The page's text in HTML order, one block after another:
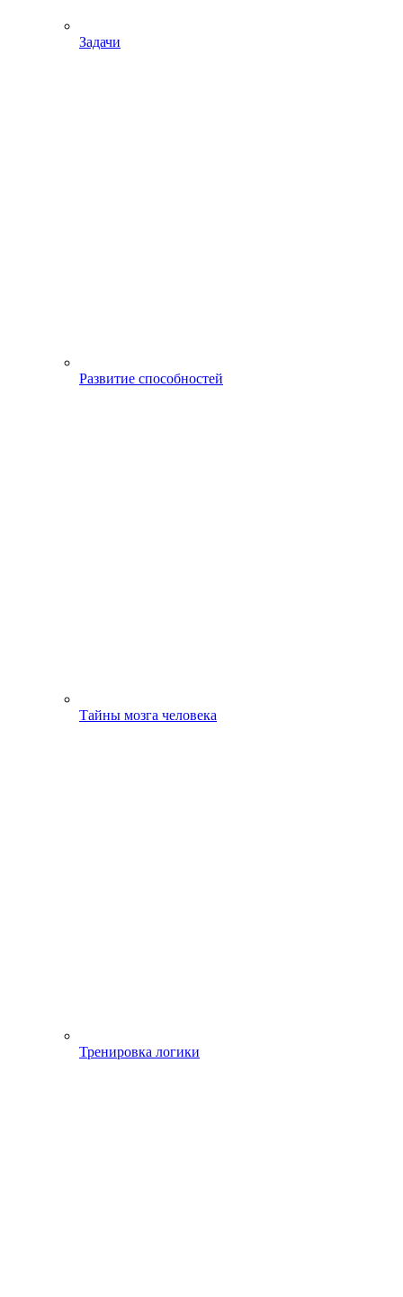
Задачи
Развитие способностей
Тайны мозга человека
Тренировка логики